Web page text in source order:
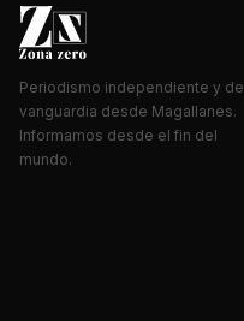
Periodismo independiente y de
vanguardia desde Magallanes.
Informamos desde el fin del
mundo.